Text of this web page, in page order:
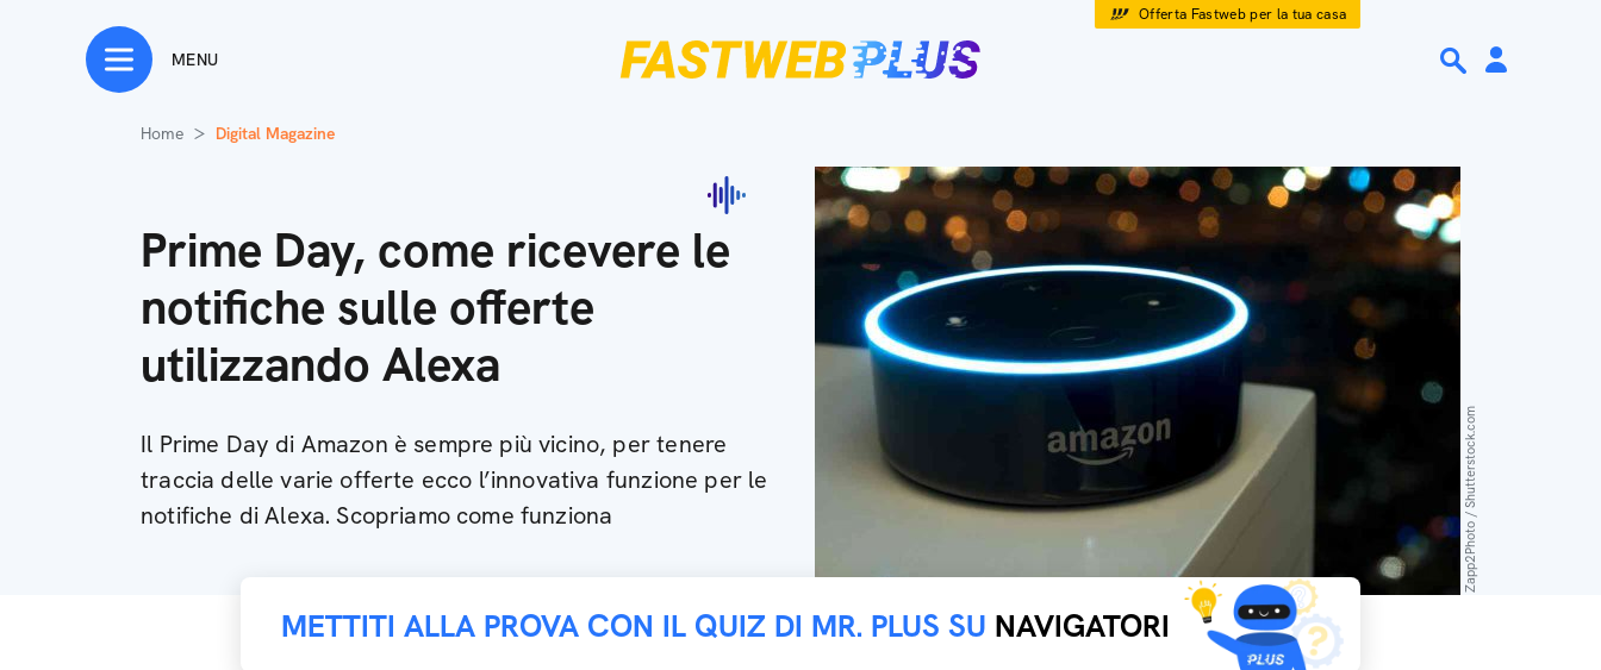
Offerta Fastweb per la tua casa
MENU
Home Digital Magazine
Prime Day, come ricevere le
notifiche sulle offerte
utilizzando Alexa
Il Prime Day di Amazon è sempre più vicino, per tenere
traccia delle varie offerte ecco l’innovativa funzione per le
notifiche di Alexa. Scopriamo come funziona
Zapp2Photo / Shutterstock.com
METTITI ALLA PROVA CON IL QUIZ DI MR. PLUS SU NAVIGATORI